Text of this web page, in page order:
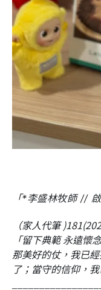
「*李盛林牧師 // 啟
（家人代筆
「留下典範 永遠懷
那美好的仗，我已
了；當守的信仰，